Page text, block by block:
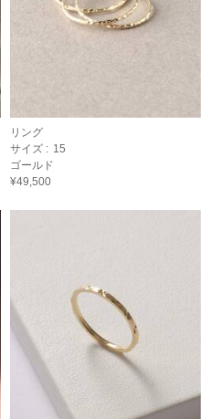
リング
サイズ : 15
ゴールド
¥49,500